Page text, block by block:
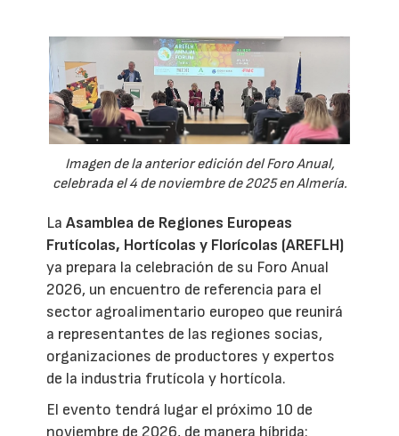
Imagen de la anterior edición del Foro Anual,
celebrada el 4 de noviembre de 2025 en Almería.
LaAsamblea de Regiones Europeas
Frutícolas, Hortícolas y Florícolas (AREFLH)
ya prepara la celebración de su Foro Anual
2026, un encuentro de referencia para el
sector agroalimentario europeo que reunirá
a representantes de las regiones socias,
organizaciones de productores y expertos
de la industria frutícola y hortícola.
El evento tendrá lugar el próximo 10 de
noviembre de 2026, de manera híbrida: